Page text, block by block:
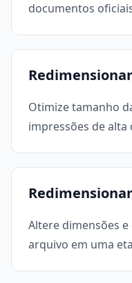
documentos
Otimize tamanho
impressões de alta
Altere dimensões
arquivo em uma